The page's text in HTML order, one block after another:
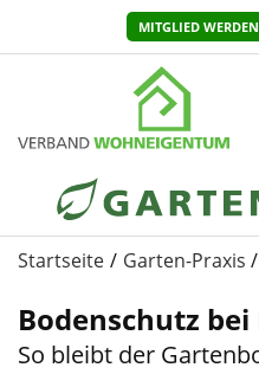
MITGLIED WERDEN
Startseite Garten-Praxis
Bodenschutz
So bleibt der